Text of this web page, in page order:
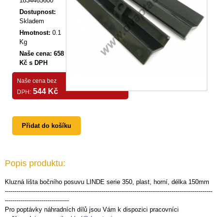
Dostupnost:
Skladem
Hmotnost: 0.1
Kg
Naše cena: 658
Kč s DPH
Naše cena bez
DPH: 544 Kč
Přidat do košíku
Popis produktu:
Kluzná lišta bočního posuvu LINDE serie 350, plast, horní, délka 150mm
-----------------------------------------------------------------------------------------------------------
---------------------------------
Pro poptávky náhradních dílů jsou Vám k dispozici pracovníci